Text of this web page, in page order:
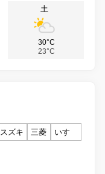
土
30°C
23°C
スズキ 三菱
いすゞ